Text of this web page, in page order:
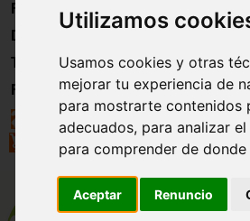
Utilizamos
Usamos cookies y otras
mejorar tu experiencia de
para mostrarte contenidos
adecuados, para analizar
para comprender de
Aceptar Renuncio
Formación
Directorio
Trabajo
Registro